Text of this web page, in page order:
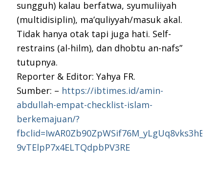
sungguh) kalau berfatwa, syumuliiyah
(multidisiplin), ma’quliyyah/masuk akal.
Tidak hanya otak tapi juga hati. Self-
restrains (al-hilm), dan dhobtu an-nafs”
tutupnya.
Reporter & Editor: Yahya FR.
Sumber: – https://ibtimes.id/amin-
abdullah-empat-checklist-islam-
berkemajuan/?
9vTElpP7x4ELTQdpbPV3RE